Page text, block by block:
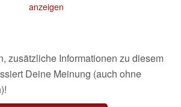
11.11.2021
anzeigen
zusätzliche Informationen zu diesem
Deine Meinung (auch ohne